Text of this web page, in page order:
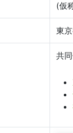
(仮
東
共